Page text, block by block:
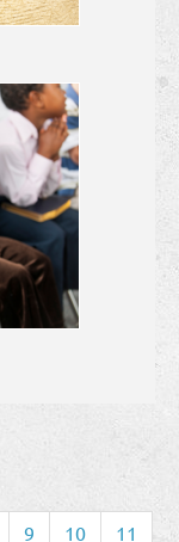
9 10
11